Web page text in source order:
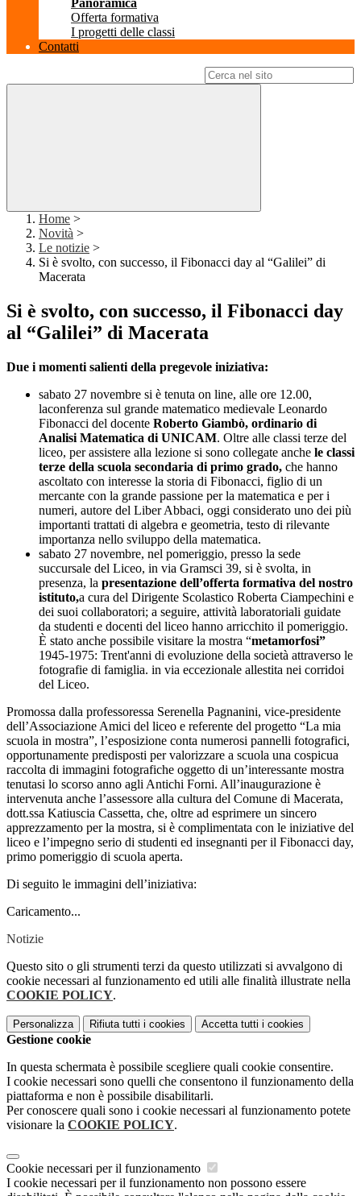
Panoramica
Offerta formativa
I progetti delle classi
Contatti
Home >
Novità >
Le notizie >
Si è svolto, con successo, il Fibonacci day al “Galilei” di
Macerata
Si è svolto, con successo, il Fibonacci day
al “Galilei” di Macerata
Due i momenti salienti della pregevole iniziativa:
sabato 27 novembre si è tenuta on line, alle ore 12.00,
laconferenza sul grande matematico medievale Leonardo
Fibonacci del docente Roberto Giambò, ordinario di
Analisi Matematica di UNICAM. Oltre alle classi terze del
liceo, per assistere alla lezione si sono collegate anche le classi
terze della scuola secondaria di primo grado, che hanno
ascoltato con interesse la storia di Fibonacci, figlio di un
mercante con la grande passione per la matematica e per i
numeri, autore del Liber Abbaci, oggi considerato uno dei più
importanti trattati di algebra e geometria, testo di rilevante
importanza nello sviluppo della matematica.
sabato 27 novembre, nel pomeriggio, presso la sede
succursale del Liceo, in via Gramsci 39, si è svolta, in
presenza, la presentazione dell’offerta formativa del nostro
istituto,a cura del Dirigente Scolastico Roberta Ciampechini e
dei suoi collaboratori; a seguire, attività laboratoriali guidate
da studenti e docenti del liceo hanno arricchito il pomeriggio.
È stato anche possibile visitare la mostra “metamorfosi”
1945-1975: Trent'anni di evoluzione della società attraverso le
fotografie di famiglia. in via eccezionale allestita nei corridoi
del Liceo.
Promossa dalla professoressa Serenella Pagnanini, vice-presidente
dell’Associazione Amici del liceo e referente del progetto “La mia
scuola in mostra”, l’esposizione conta numerosi pannelli fotografici,
opportunamente predisposti per valorizzare a scuola una cospicua
raccolta di immagini fotografiche oggetto di un’interessante mostra
tenutasi lo scorso anno agli Antichi Forni. All’inaugurazione è
intervenuta anche l’assessore alla cultura del Comune di Macerata,
dott.ssa Katiuscia Cassetta, che, oltre ad esprimere un sincero
apprezzamento per la mostra, si è complimentata con le iniziative del
liceo e l’impegno serio di studenti ed insegnanti per il Fibonacci day,
primo pomeriggio di scuola aperta.
Di seguito le immagini dell’iniziativa:
Caricamento...
Notizie
Questo sito o gli strumenti terzi da questo utilizzati si avvalgono di
cookie necessari al funzionamento ed utili alle finalità illustrate nella
COOKIE POLICY.
Personalizza Rifiuta tutti i cookies Accetta tutti i cookies
Gestione cookie
In questa schermata è possibile scegliere quali cookie consentire.
I cookie necessari sono quelli che consentono il funzionamento della
piattaforma e non è possibile disabilitarli.
Per conoscere quali sono i cookie necessari al funzionamento potete
visionare la COOKIE POLICY.
Cookie necessari per il funzionamento
I cookie necessari per il funzionamento non possono essere